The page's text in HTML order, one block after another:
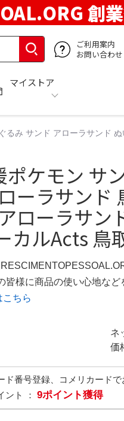
創
ご利用案内
お問い合わせ
マイストア
み サンド アローラサンド
ポケモン サ
ーラサンド
ローラサン
カルActs 鳥
皆様に商品の使い心地など
こちら
ネ
価
ド番号登録、コメリカード
ント ： 9ポイント獲得